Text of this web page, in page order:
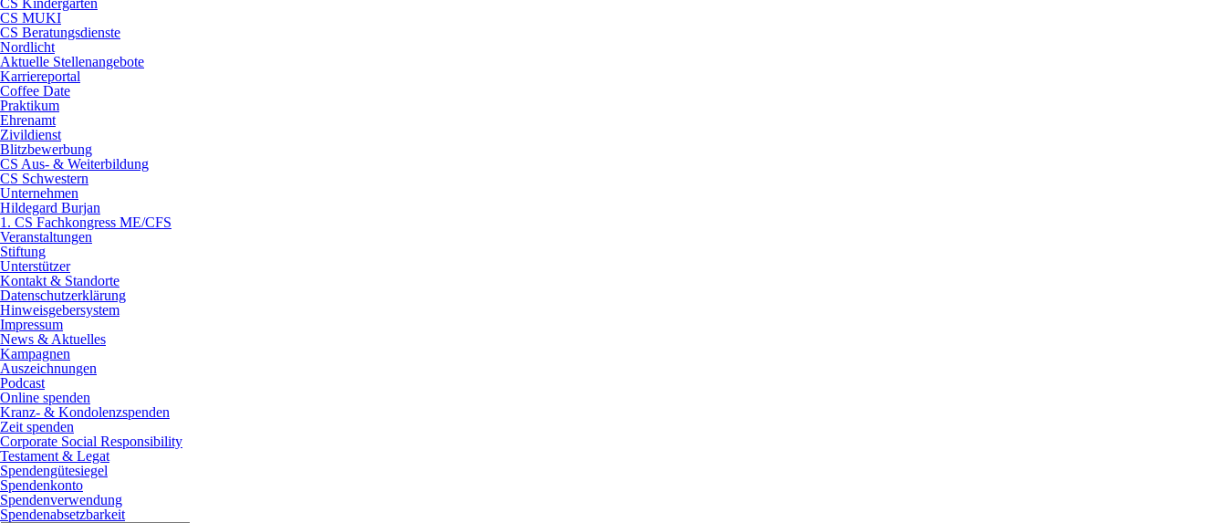
CS Kindergarten
CS MUKI
CS Beratungsdienste
Nordlicht
Aktuelle Stellenangebote
Karriereportal
Coffee Date
Praktikum
Ehrenamt
Zivildienst
Blitzbewerbung
CS Aus- & Weiterbildung
CS Schwestern
Unternehmen
Hildegard Burjan
1. CS Fachkongress ME/CFS
Veranstaltungen
Stiftung
Unterstützer
Kontakt & Standorte
Datenschutzerklärung
Hinweisgebersystem
Impressum
News & Aktuelles
Kampagnen
Auszeichnungen
Podcast
Online spenden
Kranz- & Kondolenzspenden
Zeit spenden
Corporate Social Responsibility
Testament & Legat
Spendengütesiegel
Spendenkonto
Spendenverwendung
Spendenabsetzbarkeit